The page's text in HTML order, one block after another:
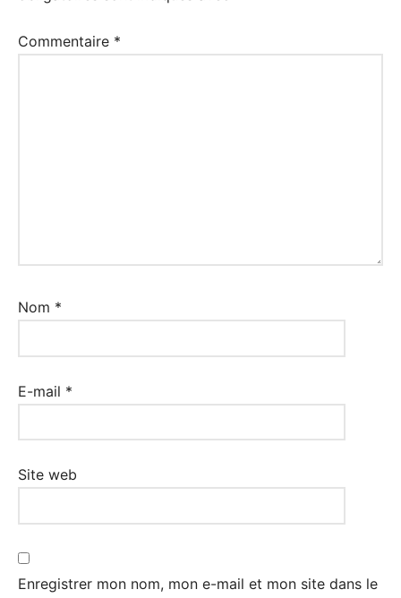
Commentaire *
Nom *
E-mail *
Site web
Enregistrer mon nom, mon e-mail et mon site dans le